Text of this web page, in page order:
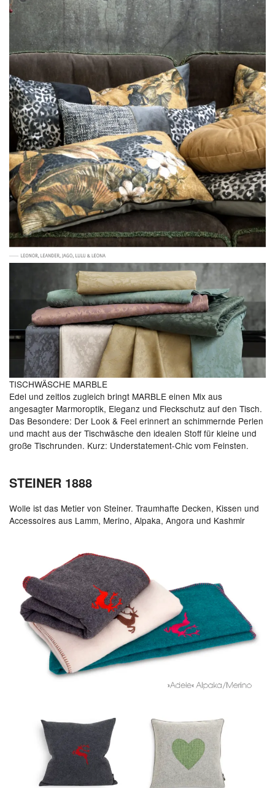
TISCHWÄSCHE MARBLE
Edel und zeitlos zugleich bringt MARBLE einen Mix aus
angesagter Marmoroptik, Eleganz und Fleckschutz auf den Tisch.
Das Besondere: Der Look & Feel erinnert an schimmernde Perlen
und macht aus der Tischwäsche den idealen Stoff für kleine und
große Tischrunden. Kurz: Understatement-Chic vom Feinsten.
STEINER 1888
Wolle ist das Metier von Steiner. Traumhafte Decken, Kissen und
Accessoires aus Lamm, Merino, Alpaka, Angora und Kashmir